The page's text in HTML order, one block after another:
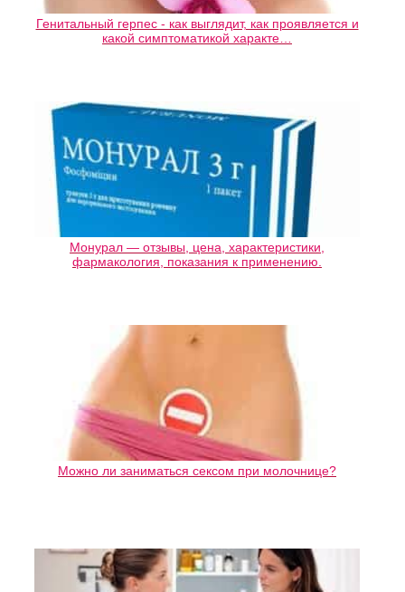
Генитальный герпес - как выглядит, как проявляется и
какой симптоматикой характе…
Монурал — отзывы, цена, характеристики,
фармакология, показания к применению.
Можно ли заниматься сексом при молочнице?